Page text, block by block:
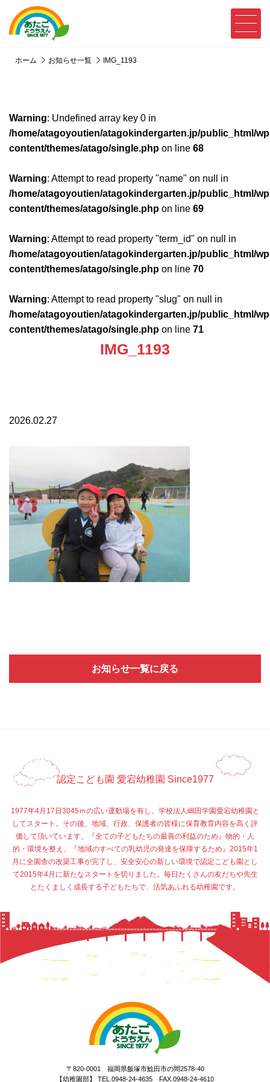
ホーム お知らせ一覧 IMG_1193
Warning: Undefined array key 0 in
/home/atagoyoutien/atagokindergarten.jp/public_html/
content/themes/atago/single.php on line 68
Warning: Attempt to read property "name" on null in
/home/atagoyoutien/atagokindergarten.jp/public_html/
content/themes/atago/single.php on line 69
Warning: Attempt to read property "term_id" on null in
/home/atagoyoutien/atagokindergarten.jp/public_html/
content/themes/atago/single.php on line 70
Warning: Attempt to read property "slug" on null in
/home/atagoyoutien/atagokindergarten.jp/public_html/
content/themes/atago/single.php on line 71
IMG_1193
2026.02.27
お知らせ一覧に戻る
認定こども園 愛宕幼稚園 Since1977
1977年4月17日3045ｍの広い運動場を有し、学校法人嶋田学園愛宕幼稚園と
してスタート。その後、地域、行政、保護者の皆様に保育教育内容を高く評
価して頂いています。『全ての子どもたちの最善の利益のため』物的・人
的・環境を整え、『地域のすべての乳幼児の発達を保障するため』2015年1
月に全園舎の改築工事が完了し、安全安心の新しい環境で認定こども園とし
て2015年4月に新たなスタートを切りました。毎日たくさんの友だちや先生
とたくましく成長する子どもたちで、活気あふれる幼稚園です。
〒820-0001 福岡県飯塚市鯰田市の間2578-40
【幼稚園部】 TEL.0948-24-4635 FAX.0948-24-4610